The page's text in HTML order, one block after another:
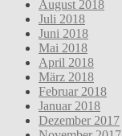
August 2018
Juli 2018
Juni 2018
Mai 2018
April 2018
März 2018
Februar 2018
Januar 2018
Dezember 2017